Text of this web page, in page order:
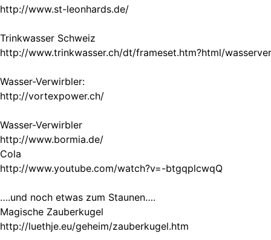
http://www.st-leonhards.de/
Trinkwasser Schweiz
http://www.trinkwasser.ch/dt/frameset.htm?html/
Wasser-Verwirbler:
http://vortexpower.ch/
Wasser-Verwirbler
http://www.bormia.de/
Cola
http://www.youtube.com/watch?v=-btgqplcwqQ
….und noch etwas zum Staunen….
Magische Zauberkugel
http://luethje.eu/geheim/zauberkugel.htm